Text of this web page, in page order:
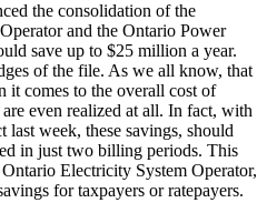
the consolidation of the
and the Ontario Power
save up to $25 million a year.
of the file. As we all know, that
comes to the overall cost of
even realized at all. In fact, with
week, these savings, should
in just two billing periods. This
Electricity System Operator,
for taxpayers or ratepayers.